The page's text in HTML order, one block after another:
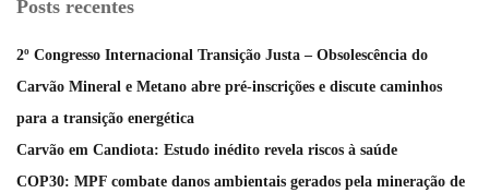
Posts recentes
2º Congresso Internacional Transição Justa – Obsolescência do
Carvão Mineral e Metano abre pré-inscrições e discute caminhos
para a transição energética
Carvão em Candiota: Estudo inédito revela riscos à saúde
COP30: MPF combate danos ambientais gerados pela mineração de